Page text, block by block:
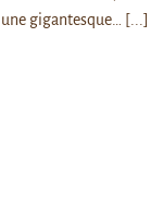
une gigantesque…
[...]